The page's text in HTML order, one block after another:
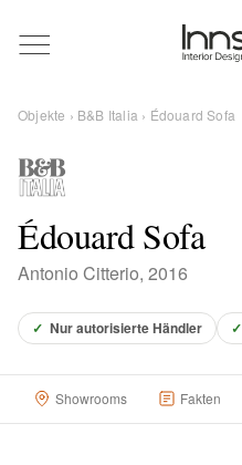
Magazin
Showrooms
Über uns
Objekte › B&B Italia › Édouard Sofa
Édouard Sofa
Antonio Citterio, 2016
✓ Nur autorisierte Händler ✓
Showrooms Fakten